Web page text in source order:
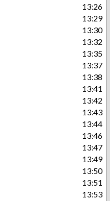
13:26
13:29
13:30
13:32
13:35
13:37
13:38
13:41
13:42
13:43
13:44
13:46
13:47
13:49
13:50
13:51
13:53